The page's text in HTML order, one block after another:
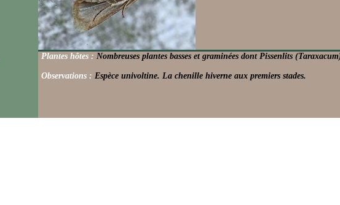
Plantes hôtes : Nombreuses plantes basses et graminées dont Pissenlits
Observations : Espèce univoltine. La chenille hiverne aux premiers stades.